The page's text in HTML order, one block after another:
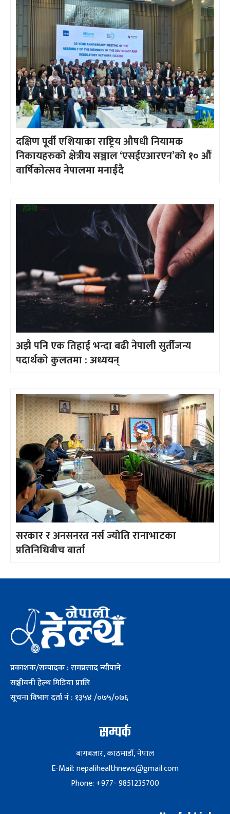
दक्षिण पूर्वी एशियाका राष्ट्रिय औषधी नियामक
निकायहरुको क्षेत्रीय सञ्जाल ‘एसईएआरएन’को १० औँ
वार्षिकोत्सव नेपालमा मनाईँदै
अझै पनि एक तिहाई भन्दा बढी नेपाली सुर्तीजन्य
पदार्थको कुलतमा : अध्ययन्
सरकार र अनसनरत नर्स ज्योति रानाभाटका
प्रतिनिधिबीच बार्ता
प्रकाशक/सम्पादक : रामप्रसाद न्यौपाने
सञ्जीवनी हेल्थ मिडिया प्रालि
सूचना विभाग दर्ता नं : १३५४ /०७५/०७६
सम्पर्क
बागबजार, काठमाडौं, नेपाल
E-Mail: nepalihealthnews@gmail.com
Phone: +977- 9851235700